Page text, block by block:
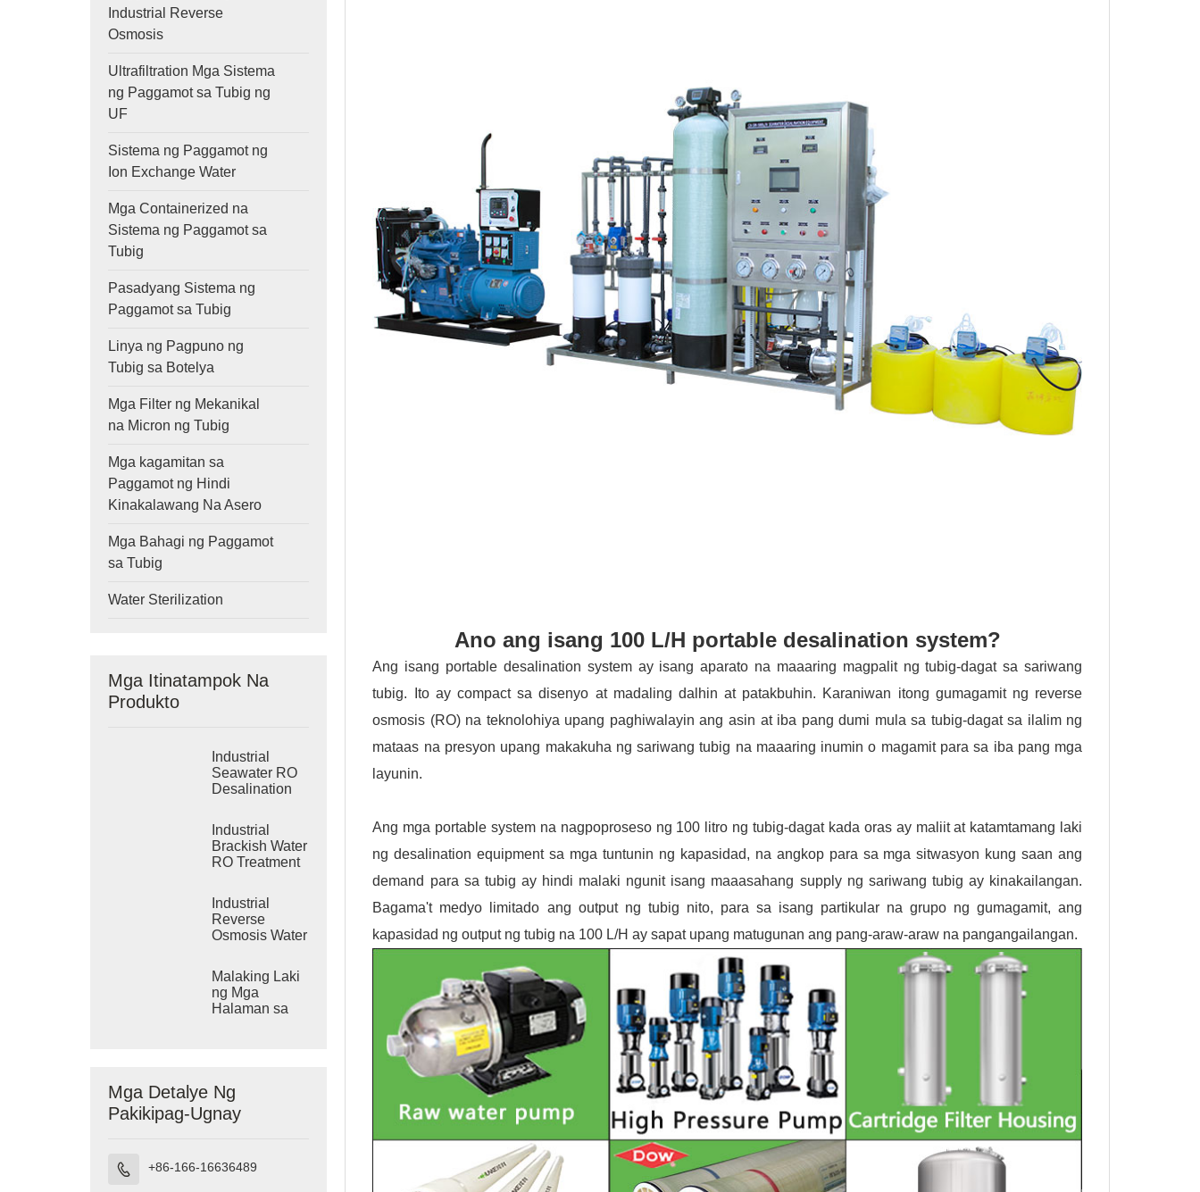
Industrial Reverse
Osmosis
Ultrafiltration Mga Sistema
ng Paggamot sa Tubig ng
UF
Sistema ng Paggamot ng
Ion Exchange Water
Mga Containerized na
Sistema ng Paggamot sa
Tubig
Pasadyang Sistema ng
Paggamot sa Tubig
Linya ng Pagpuno ng
Tubig sa Botelya
Mga Filter ng Mekanikal
na Micron ng Tubig
Mga kagamitan sa
Paggamot ng Hindi
Kinakalawang Na Asero
Mga Bahagi ng Paggamot
sa Tubig
Water Sterilization
Mga Itinatampok Na
Produkto
Industrial
Seawater RO
Desalination
Industrial
Brackish Water
RO Treatment
Industrial
Reverse
Osmosis Water
System
Malaking Laki
ng Mga
Halaman sa
Mga Detalye Ng
Pakikipag-Ugnay
 +86-166-16636489
Ano ang isang 100 L/H portable desalination system?
Ang isang portable desalination system ay isang aparato na maaaring magpalit ng tubig-dagat sa sariwang
tubig. Ito ay compact sa disenyo at madaling dalhin at patakbuhin. Karaniwan itong gumagamit ng reverse
osmosis (RO) na teknolohiya upang paghiwalayin ang asin at iba pang dumi mula sa tubig-dagat sa ilalim ng
mataas na presyon upang makakuha ng sariwang tubig na maaaring inumin o magamit para sa iba pang mga
layunin.
Ang mga portable system na nagpoproseso ng 100 litro ng tubig-dagat kada oras ay maliit at katamtamang laki
ng desalination equipment sa mga tuntunin ng kapasidad, na angkop para sa mga sitwasyon kung saan ang
demand para sa tubig ay hindi malaki ngunit isang maaasahang supply ng sariwang tubig ay kinakailangan.
Bagama't medyo limitado ang output ng tubig nito, para sa isang partikular na grupo ng gumagamit, ang
kapasidad ng output ng tubig na 100 L/H ay sapat upang matugunan ang pang-araw-araw na pangangailangan.